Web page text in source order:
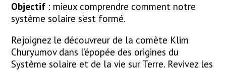
Objectif : mieux comprendre comment notre
système solaire s’est formé.
Rejoignez le découvreur de la comète Klim
Churyumov dans l’épopée des origines du
Système solaire et de la vie sur Terre. Revivez les